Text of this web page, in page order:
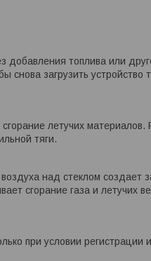
добавления топлива или
снова загрузить устройство
летучих материалов.
тяги.
над стеклом создает
сгорание газа и летучих
при условии регистрации